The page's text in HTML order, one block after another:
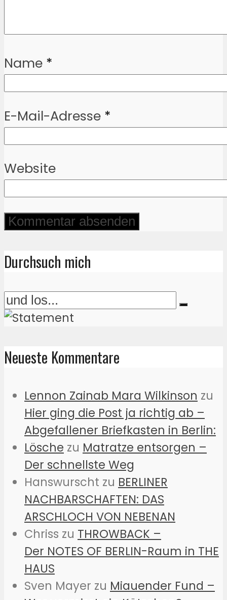
Name *
E-Mail-Adresse *
Website
Durchsuch mich
Neueste Kommentare
Lennon Zainab Mara Wilkinson zu
Hier ging die Post ja richtig ab –
Abgefallener Briefkasten in Berlin:
Lösche zu Matratze entsorgen –
Der schnellste Weg
Hanswurscht zu BERLINER
NACHBARSCHAFTEN: DAS
ARSCHLOCH VON NEBENAN
Chriss zu THROWBACK –
Der NOTES OF BERLIN-Raum in THE
HAUS
Sven Mayer zu Miauender Fund –